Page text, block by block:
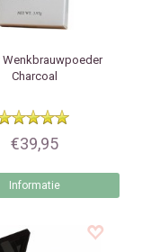
Wenkbrauwpoeder
Charcoal
€39,95
Informatie